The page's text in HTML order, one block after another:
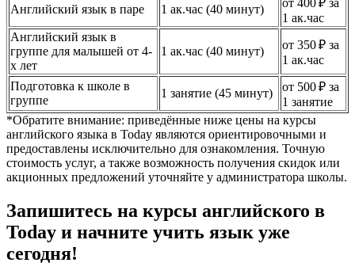
Английский язык в паре 1 ак.час (40 минут)
от 400 ₽ за
1 ак.час
Английский язык в
группе для малышей от 4-
х лет
1 ак.час (40 минут)
от 350 ₽ за
1 ак.час
Подготовка к школе в
группе
1 занятие (45 минут)
от 500 ₽ за
1 занятие
*Обратите внимание: приведённые ниже цены на курсы
английского языка в Today являются ориентировочными и
предоставлены исключительно для ознакомления. Точную
стоимость услуг, а также возможность получения скидок или
акционных предложений уточняйте у администратора школы.
Запишитесь на курсы английского в
Today и начните учить язык уже
сегодня!